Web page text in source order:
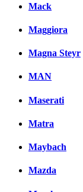
Mack
Maggiora
Magna Steyr
MAN
Maserati
Matra
Maybach
Mazda